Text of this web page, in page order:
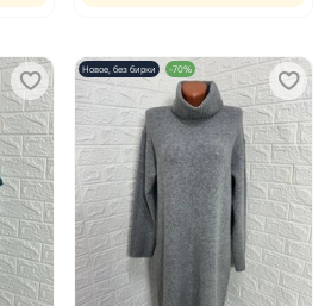
Новое, без бирки -70%